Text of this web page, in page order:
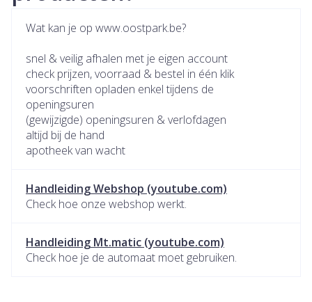
Wat kan je op www.oostpark.be?
snel & veilig afhalen met je eigen account
check prijzen, voorraad & bestel in één klik
voorschriften opladen enkel tijdens de
openingsuren
(gewijzigde) openingsuren & verlofdagen
altijd bij de hand
apotheek van wacht
Handleiding Webshop (youtube.com)
Check hoe onze webshop werkt.
Handleiding Mt.matic (youtube.com)
Check hoe je de automaat moet gebruiken.